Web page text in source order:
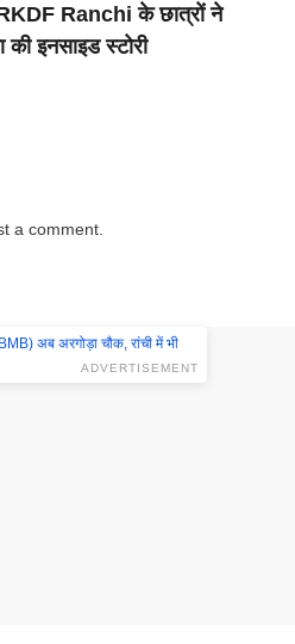
Ranchi के छात्रों ने
इनसाइड स्टोरी
a comment.
ADVERTISEMENT